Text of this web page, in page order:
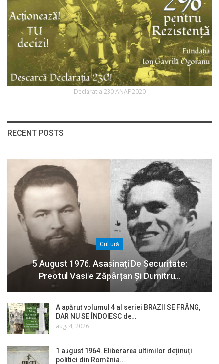
Declaratia 230 ANAF 2020
RECENT POSTS
Cultură
5 August 1976. Asasinați De Securitate:
Preotul Vasile Zăpârțan Și Dumitru…
A apărut volumul 4 al seriei BRAZII SE FRÂNG,
DAR NU SE ÎNDOIESC de…
aug. 4, 2026
1 august 1964. Eliberarea ultimilor deținuți
politici din România…